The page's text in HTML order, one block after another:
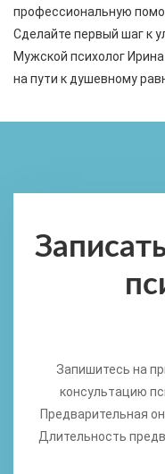
профессиональную
Сделайте первый шаг к
Мужской психолог
на пути к душевному
Запишитесь на
консультацию
Предварительная
Длительность